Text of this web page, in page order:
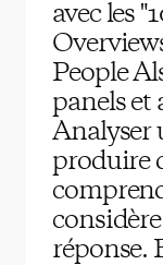
avec les
People
panels et
Analyser
produire
réponse.